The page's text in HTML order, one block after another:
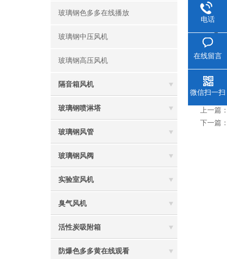
玻璃钢色多多在线播放
玻璃钢中压风机
玻璃钢高压风机
隔音箱风机
玻璃钢喷淋塔
玻璃钢风管
玻璃钢风阀
实验室风机
臭气风机
活性炭吸附箱
防爆色多多黄在线观看
3、多
4、大
5、优
6
上一篇
下一篇
电话
在线留言
微信扫一扫